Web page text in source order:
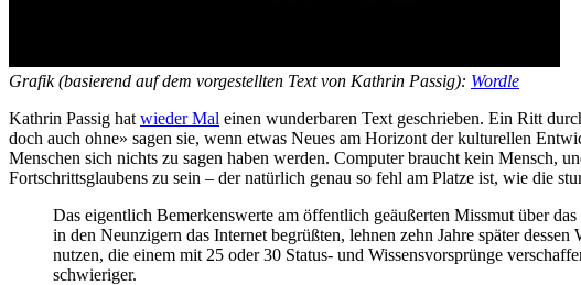
Grafik (basierend auf dem vorgestellten Text von Kathrin Passig): Wordle
Kathrin Passig hat wieder Mal einen wunderbaren Text geschrieben. Ein Ritt
doch auch ohne» sagen sie, wenn etwas Neues am Horizont der kulturellen
Menschen sich nichts zu sagen haben werden. Computer braucht kein Mensch,
Fortschrittsglaubens zu sein – der natürlich genau so fehl am Platze ist, wie die
Das eigentlich Bemerkenswerte am öffentlich geäußerten Missmut über
in den Neunzigern das Internet begrüßten, lehnen zehn Jahre später
nutzen, die einem mit 25 oder 30 Status- und Wissensvorsprünge
schwieriger.